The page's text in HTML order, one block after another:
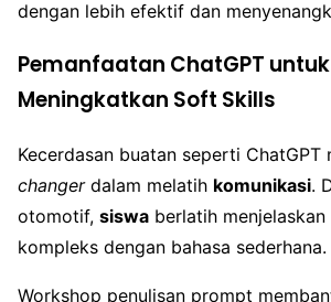
dengan lebih efektif dan
Pemanfaatan ChatGPT untuk
Meningkatkan Soft Skills
Kecerdasan buatan seperti ChatGPT
changerdalam melatih komunikasi.
otomotif, siswa berlatih
kompleks dengan bahasa sederhana.
Workshop penulisan prompt